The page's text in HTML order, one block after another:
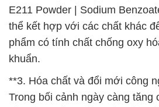
E211 Powder | Sodium
thể kết hợp với các chất khác
phẩm có tính chất chống oxy
khuẩn.
**3. Hóa chất và đổi mới công
Trong bối cảnh ngày càng tăng